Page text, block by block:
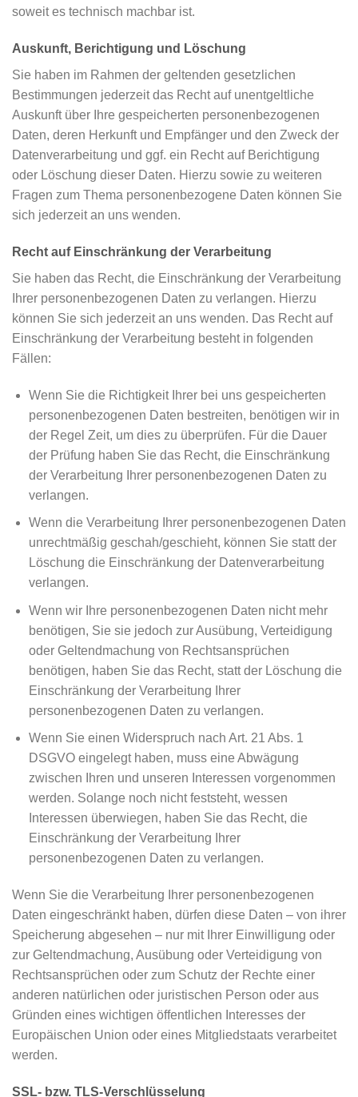
soweit es technisch machbar ist.
Auskunft, Berichtigung und Löschung
Sie haben im Rahmen der geltenden gesetzlichen
Bestimmungen jederzeit das Recht auf unentgeltliche
Auskunft über Ihre gespeicherten personenbezogenen
Daten, deren Herkunft und Empfänger und den Zweck der
Datenverarbeitung und ggf. ein Recht auf Berichtigung
oder Löschung dieser Daten. Hierzu sowie zu weiteren
Fragen zum Thema personenbezogene Daten können Sie
sich jederzeit an uns wenden.
Recht auf Einschränkung der Verarbeitung
Sie haben das Recht, die Einschränkung der Verarbeitung
Ihrer personenbezogenen Daten zu verlangen. Hierzu
können Sie sich jederzeit an uns wenden. Das Recht auf
Einschränkung der Verarbeitung besteht in folgenden
Fällen:
Wenn Sie die Richtigkeit Ihrer bei uns gespeicherten
personenbezogenen Daten bestreiten, benötigen wir in
der Regel Zeit, um dies zu überprüfen. Für die Dauer
der Prüfung haben Sie das Recht, die Einschränkung
der Verarbeitung Ihrer personenbezogenen Daten zu
verlangen.
Wenn die Verarbeitung Ihrer personenbezogenen Daten
unrechtmäßig geschah/geschieht, können Sie statt der
Löschung die Einschränkung der Datenverarbeitung
verlangen.
Wenn wir Ihre personenbezogenen Daten nicht mehr
benötigen, Sie sie jedoch zur Ausübung, Verteidigung
oder Geltendmachung von Rechtsansprüchen
benötigen, haben Sie das Recht, statt der Löschung die
Einschränkung der Verarbeitung Ihrer
personenbezogenen Daten zu verlangen.
Wenn Sie einen Widerspruch nach Art. 21 Abs. 1
DSGVO eingelegt haben, muss eine Abwägung
zwischen Ihren und unseren Interessen vorgenommen
werden. Solange noch nicht feststeht, wessen
Interessen überwiegen, haben Sie das Recht, die
Einschränkung der Verarbeitung Ihrer
personenbezogenen Daten zu verlangen.
Wenn Sie die Verarbeitung Ihrer personenbezogenen
Daten eingeschränkt haben, dürfen diese Daten – von ihrer
Speicherung abgesehen – nur mit Ihrer Einwilligung oder
zur Geltendmachung, Ausübung oder Verteidigung von
Rechtsansprüchen oder zum Schutz der Rechte einer
anderen natürlichen oder juristischen Person oder aus
Gründen eines wichtigen öffentlichen Interesses der
Europäischen Union oder eines Mitgliedstaats verarbeitet
werden.
SSL- bzw. TLS-Verschlüsselung